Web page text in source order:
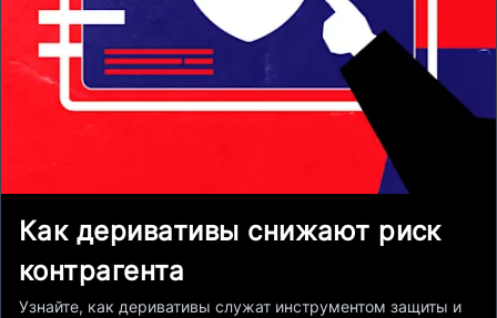
Как деривативы снижают риск
контрагента
Узнайте, как деривативы служат инструментом защиты и